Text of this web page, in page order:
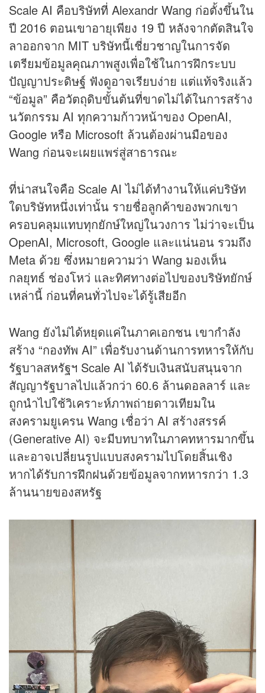
Scale AI คือบริษัทที่ Alexandr Wang ก่อตั้งขึ้นใน
ปี 2016 ตอนเขาอายุเพียง 19 ปี หลังจากตัดสินใจ
ลาออกจาก MIT บริษัทนี้เชี่ยวชาญในการจัด
เตรียมข้อมูลคุณภาพสูงเพื่อใช้ในการฝึกระบบ
ปัญญาประดิษฐ์ ฟังดูอาจเรียบง่าย แต่แท้จริงแล้ว
“ข้อมูล” คือวัตถุดิบขั้นต้นที่ขาดไม่ได้ในการสร้าง
นวัตกรรม AI ทุกความก้าวหน้าของ OpenAI,
Google หรือ Microsoft ล้วนต้องผ่านมือของ
Wang ก่อนจะเผยแพร่สู่สาธารณะ
ที่น่าสนใจคือ Scale AI ไม่ได้ทำงานให้แค่บริษัท
ใดบริษัทหนึ่งเท่านั้น รายชื่อลูกค้าของพวกเขา
ครอบคลุมแทบทุกยักษ์ใหญ่ในวงการ ไม่ว่าจะเป็น
OpenAI, Microsoft, Google และแน่นอน รวมถึง
Meta ด้วย ซึ่งหมายความว่า Wang มองเห็น
กลยุทธ์ ช่องโหว่ และทิศทางต่อไปของบริษัทยักษ์
เหล่านี้ ก่อนที่คนทั่วไปจะได้รู้เสียอีก
Wang ยังไม่ได้หยุดแค่ในภาคเอกชน เขากำลัง
สร้าง “กองทัพ AI” เพื่อรับงานด้านการทหารให้กับ
รัฐบาลสหรัฐฯ Scale AI ได้รับเงินสนับสนุนจาก
สัญญารัฐบาลไปแล้วกว่า 60.6 ล้านดอลลาร์ และ
ถูกนำไปใช้วิเคราะห์ภาพถ่ายดาวเทียมใน
สงครามยูเครน Wang เชื่อว่า AI สร้างสรรค์
(Generative AI) จะมีบทบาทในภาคทหารมากขึ้น
และอาจเปลี่ยนรูปแบบสงครามไปโดยสิ้นเชิง
หากได้รับการฝึกฝนด้วยข้อมูลจากทหารกว่า 1.3
ล้านนายของสหรัฐ